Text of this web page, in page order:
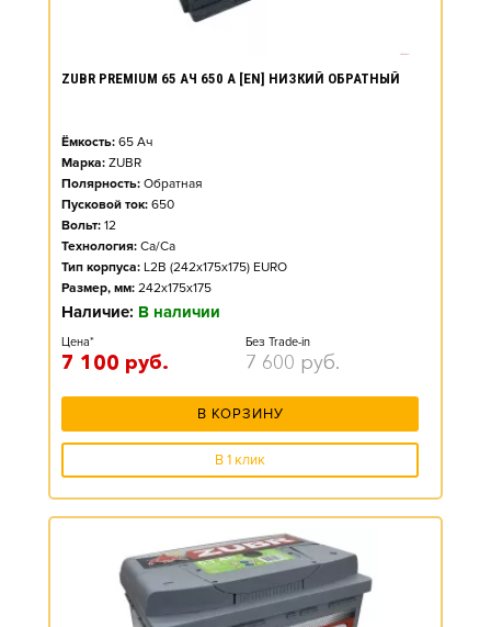
ZUBR PREMIUM 65 АЧ 650 А [EN] НИЗКИЙ ОБРАТНЫЙ
Ёмкость: 65 Ач
Марка: ZUBR
Полярность: Обратная
Пусковой ток: 650
Вольт: 12
Технология: Ca/Ca
Тип корпуса: L2B (242x175x175) EURO
Размер, мм: 242x175x175
Наличие: В наличии
Цена*
7 100 руб.
Без Trade-in
7 600 руб.
В КОРЗИНУ
В 1 клик